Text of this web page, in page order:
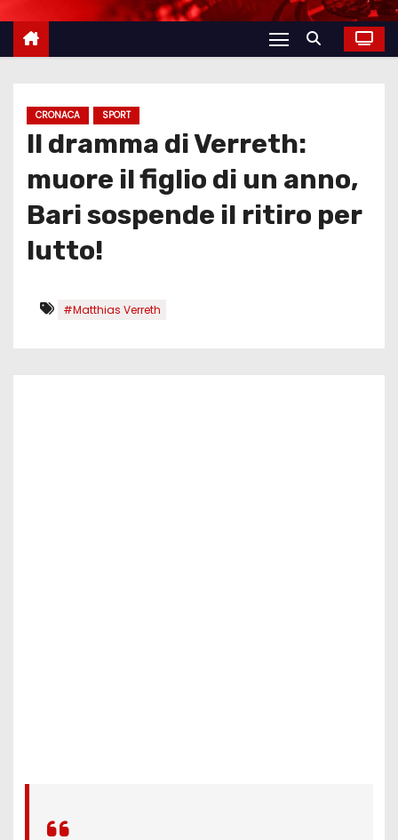
CRONACA SPORT
Il dramma di Verreth:
muore il figlio di un anno,
Bari sospende il ritiro per
lutto!
#Matthias Verreth